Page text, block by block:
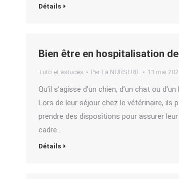
Détails
Bien être en hospitalisation
Tuto et astuces Par La NURSERIE 11 mai
Qu’il s’agisse d’un chien, d’un chat ou
Lors de leur séjour chez le vétérinaire, ils
prendre des dispositions pour assurer
cadre…
Détails